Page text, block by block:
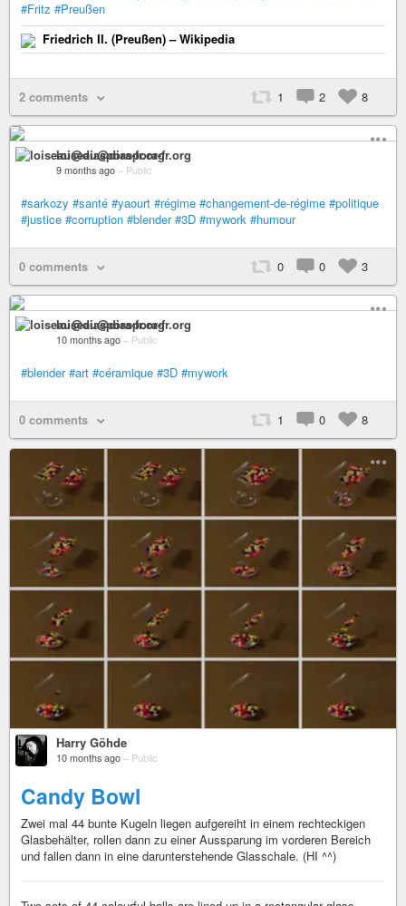
#Fritz #Preußen
Friedrich II. (Preußen) – Wikipedia
2 comments 1 2 8
loiseau@diaspora-fr.org
9 months ago – Public
#sarkozy #santé #yaourt #régime #changement-de-régime #politique
#justice #corruption #blender #3D #mywork #humour
0 comments 0 0 3
loiseau@diaspora-fr.org
10 months ago – Public
#blender #art #céramique #3D #mywork
0 comments 1 0 8
Harry Göhde
10 months ago – Public
Candy Bowl
Zwei mal 44 bunte Kugeln liegen aufgereiht in einem rechteckigen
Glasbehälter, rollen dann zu einer Aussparung im vorderen Bereich
und fallen dann in eine darunterstehende Glasschale. (HI ^^)